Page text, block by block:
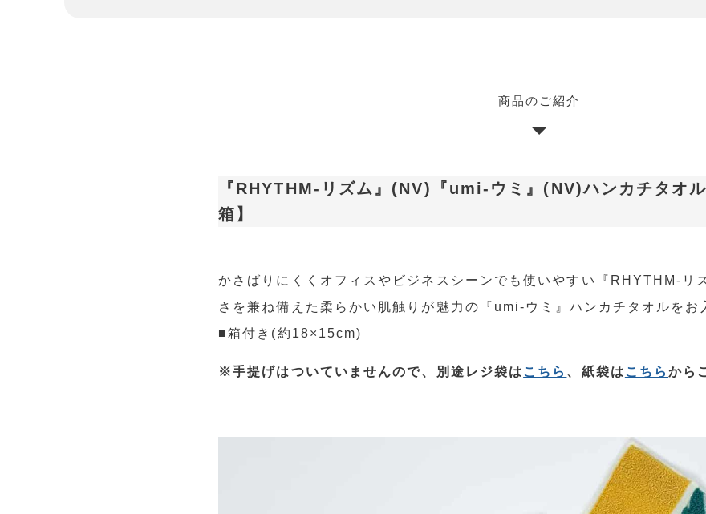
商品のご紹介
『RHYTHM-リズム』(NV)『umi-ウミ』(NV)ハンカチタオ
箱】
かさばりにくくオフィスやビジネスシーンでも使いやすい『RHYTHM-リ
さを兼ね備えた柔らかい肌触りが魅力の『umi-ウミ』ハンカチタオルをお
■箱付き(約18×15cm)
※手提げはついていませんので、別途レジ袋は こちら 、紙袋は こちらから